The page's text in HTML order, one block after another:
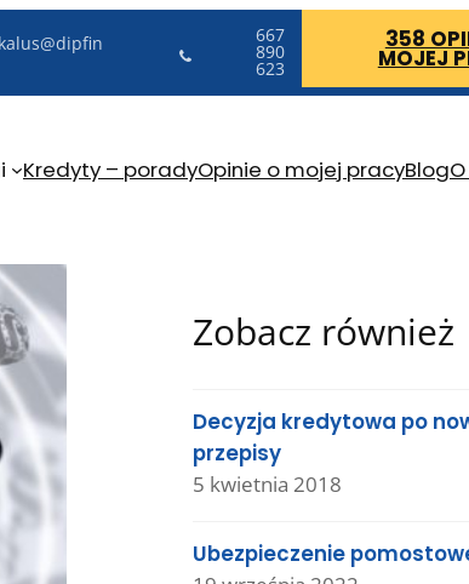
667
890
623
358
MOJEJ
Kredyty – poradyOpinie o mojej pracyBlog
Zobacz również
Decyzja kredytowa po
przepisy
5 kwietnia 2018
Ubezpieczenie